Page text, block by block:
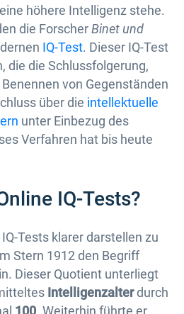
höhere Intelligenz stehe.
die ForscherBinet und
IQ-Test. Dieser IQ-Test
die die Schlussfolgerung,
von Gegenständen
über die intellektuelle
unter Einbezug des
Verfahren hat bis heute
IQ-Tests?
Tests klarer darstellen zu
Stern 1912 den Begriff
Dieser Quotient unterliegt
Intelligenzalterdurch
100. Weiterhin führte er